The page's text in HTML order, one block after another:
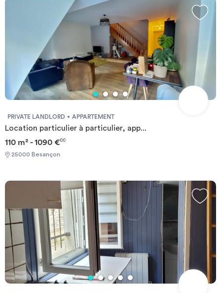
PRIVATE LANDLORD APPARTEMENT
Location particulier à particulier, app...
110 m² - 1090 €CC
25000 Besançon